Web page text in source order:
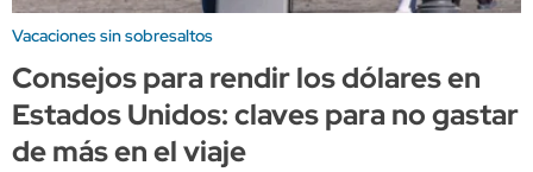
Vacaciones sin sobresaltos
Consejos para rendir los dólares en
Estados Unidos: claves para no gastar
de más en el viaje